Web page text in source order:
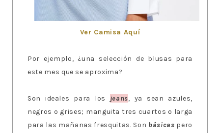
Ver Camisa Aquí
Por ejemplo, ¿una selección de blusas para
este mes que se aproxima?
Son ideales para los jeans, ya sean azules,
negros o grises; manguita tres cuartos o larga
para las mañanas fresquitas. Son básicas pero